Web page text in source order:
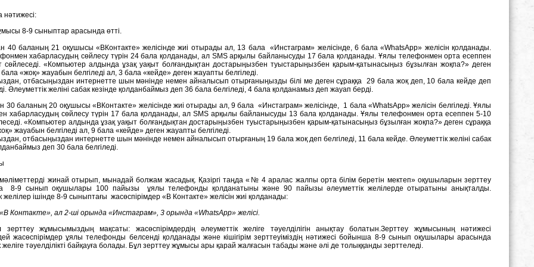
нәтижесі:
8-9 сыныптар арасында өтті.
40 баланың 21 оқушысы «ВКонтакте» желісінде жиі отырады ал, 13 бала «Инстаграм» желісінде, 6 бала «WhatsApp» желісін қолданады.
хабарласудың сөйлесу түрін 24 бала қолданады, ал SMS арқылы байланысуды 17 бала қолданады. Ұялы телефонмен орта есеппен
сөйлеседі. «Компьютер алдында ұзақ уақыт болғандықтан достарыңызбен туыстарыңызбен қарым-қатынасыңыз бұзылған жоқпа?» деген
бала «жоқ» жауабын белгіледі ал, 3 бала «кейде» деген жауапты белгіледі.
отбасыңыздан интернетте шын мәнінде немен айналысып отырғаныңызды білі ме деген сұраққа 29 бала жоқ деп, 10 бала кейде деп
Әлеуметтік желіні сабак кезінде қолданбаймыз деп 36 бала белгіледі, 4 бала қолданамыз деп жауап берді.
30 баланың 20 оқушысы«ВКонтакте» желісінде жиі отырады ал, 9 бала «Инстаграм» желісінде, 1 бала «WhatsApp» желісін белгіледі. Ұялы
хабарласудың сөйлесу түрін 17 бала қолданады, ал SMS арқылы байланысуды 13 бала қолданады. Ұялы телефонмен орта есеппен 5-10
«Компьютер алдында ұзақ уақыт болғандықтан достарыңызбен туыстарыңызбен қарым-қатынасыңыз бұзылған жоқпа?» деген сұраққа
жауабын белгіледі ал, 9 бала «кейде» деген жауапты белгіледі.
отбасыңыздан интернетте шын мәнінде немен айналысып отырғаның 19 бала жоқ деп белгіледі, 11 бала кейде. Әлеуметтік желіні сабак
деп 30 бала белгіледі.
жинай отырып, мынадай болжам жасадық. Қазіргі таңда «№ 4 аралас жалпы орта білім беретін мектеп» оқушыларын зерттеу
8-9 сынып оқушылары 100 пайызы ұялы телефонды қолданатыны және 90 пайызы әлеуметтік желілерде отыратыны анықталды.
желілер ішінде 8-9 сыныптағы жасөспірімдер «В Контакте» желісін жиі қолданады:
Контакте», ал 2-ші орында «Инстаграм», 3 орында «WhatsApp» желісі.
зерттеу жұмысымыздың мақсаты: жасөспірімдердің әлеуметтік желіге тәуелділігін анықтау болатын.Зерттеу жұмысының нәтижесі
жасөспірімдер ұялы телефонды белсенді қолданады және кішігірім зерттеуіміздің нәтижесі бойынша 8-9 сынып оқушылары арасында
желіге тәуелділікті байқауға болады. Бұл зерттеу жұмысы ары қарай жалғасын табады және әлі де толыққанды зерттеледі.